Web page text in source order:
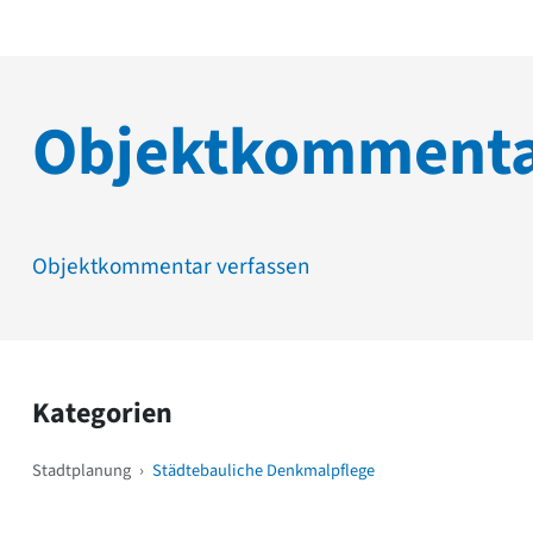
Objektkommentar verfassen
Kategorien
Stadtplanung › Städtebauliche Denkmalpflege